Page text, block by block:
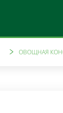
ОВОЩНАЯ